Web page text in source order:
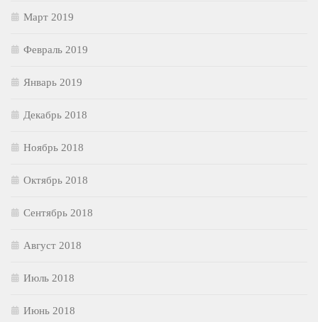
Март 2019
Февраль 2019
Январь 2019
Декабрь 2018
Ноябрь 2018
Октябрь 2018
Сентябрь 2018
Август 2018
Июль 2018
Июнь 2018